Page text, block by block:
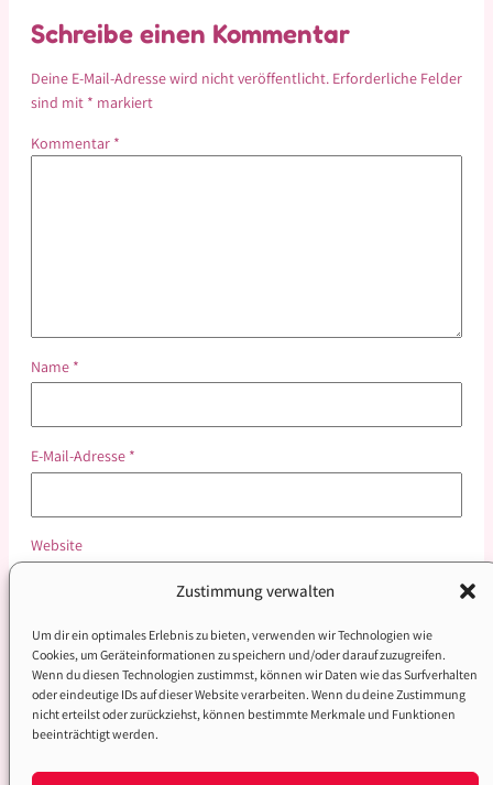
Zustimmung verwalten
Um dir ein optimales Erlebnis zu bieten, verwenden wir Technologien wie
Cookies, um Geräteinformationen zu speichern und/oder darauf zuzugreifen.
Wenn du diesen Technologien zustimmst, können wir Daten wie das Surfverhalten
oder eindeutige IDs auf dieser Website verarbeiten. Wenn du deine Zustimmung
nicht erteilst oder zurückziehst, können bestimmte Merkmale und Funktionen
beeinträchtigt werden.
Schreibe einen Kommentar
Deine E-Mail-Adresse wird nicht veröffentlicht. Erforderliche Felder
sind mit * markiert
Kommentar *
Name *
E-Mail-Adresse *
Website
Name, E-Mail-Adresse und Website in diesem Browser für
meinen nächsten Kommentar speichern.